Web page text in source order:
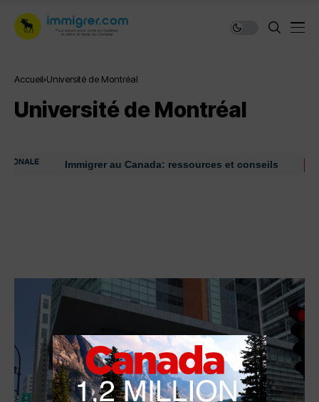
Accueil Université de Montréal
Université de Montréal
Immigrer au Canada: ressources et conseils